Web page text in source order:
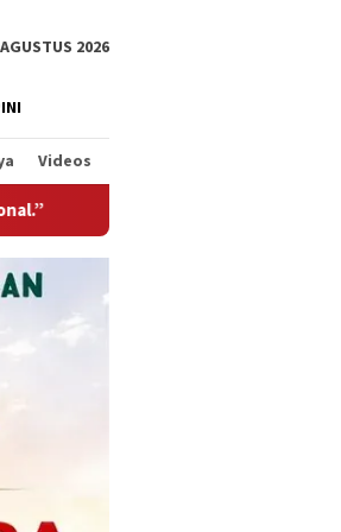
2026
Videos
Garuda Hadir Untuk Negeri, Wujud